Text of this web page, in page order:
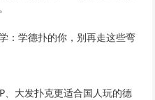
：学德扑的你，别再走这些弯
、大发扑克更适合国人玩的德